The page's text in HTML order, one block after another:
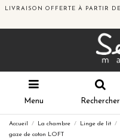
LIVRAISON OFFERTE À PARTIR
Menu Rechercher
Accueil La chambre Linge de lit
gaze de coton LOFT